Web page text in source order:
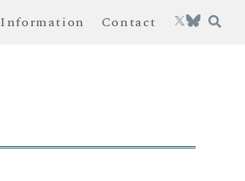
Information Contact